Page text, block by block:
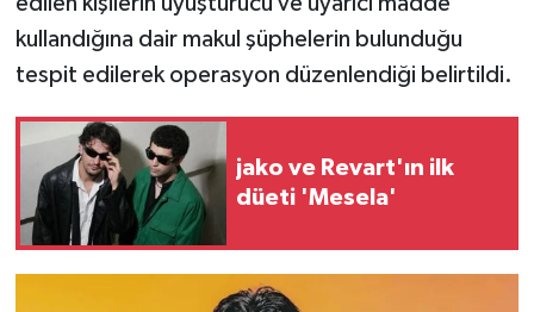
kullandığına dair makul şüphelerin bulunduğu
tespit edilerek operasyon düzenlendiği belirtildi.
jako ve Revart'ın ilk
düeti 'Mesela'